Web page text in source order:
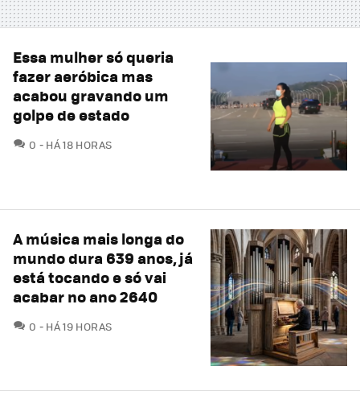
Essa mulher só queria
fazer aeróbica mas
acabou gravando um
golpe de estado
0 COMENTÁRIOS
HÁ 18 HORAS
A música mais longa do
mundo dura 639 anos, já
está tocando e só vai
acabar no ano 2640
0 COMENTÁRIOS
HÁ 19 HORAS